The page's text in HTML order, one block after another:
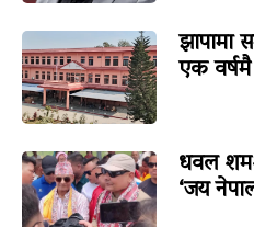
झापामा
एक वर्षमै
धवल
‘जय नेपाल